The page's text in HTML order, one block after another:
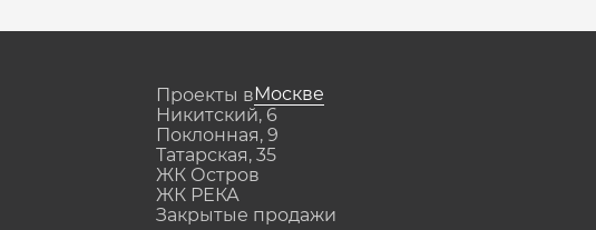
Проекты вМоскве
Никитский, 6
Поклонная, 9
Татарская, 35
ЖК Остров
ЖК РЕКА
Закрытые продажи